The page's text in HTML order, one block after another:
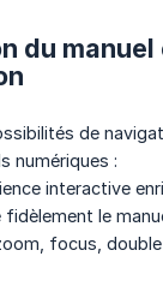
du manuel
de
numériques :
interactive
fidèlement le
focus,